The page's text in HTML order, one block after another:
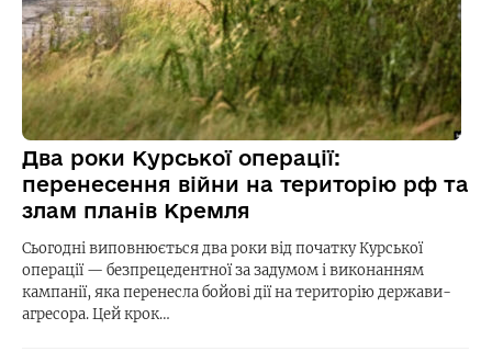
Два роки Курської операції:
перенесення війни на територію рф та
злам планів Кремля
Сьогодні виповнюється два роки від початку Курської
операції — безпрецедентної за задумом і виконанням
кампанії, яка перенесла бойові дії на територію держави-
агресора. Цей крок…